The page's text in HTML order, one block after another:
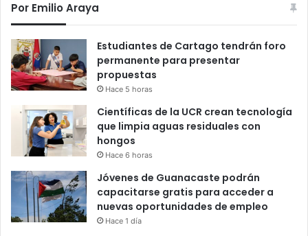
Por Emilio Araya
Estudiantes de Cartago tendrán foro
permanente para presentar
propuestas
Hace 5 horas
Científicas de la UCR crean tecnología
que limpia aguas residuales con
hongos
Hace 6 horas
Jóvenes de Guanacaste podrán
capacitarse gratis para acceder a
nuevas oportunidades de empleo
Hace 1 día